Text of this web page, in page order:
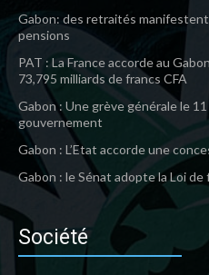
Gabon: des retraités
pensions
PAT : La France accorde au
73,795 milliards de francs CFA
Gabon : Une grève générale le
gouvernement
Gabon : L’Etat accorde une
Gabon : le Sénat adopte la Loi
Société